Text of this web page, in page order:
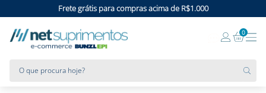
Frete grátis para compras acima de R$1.000
0